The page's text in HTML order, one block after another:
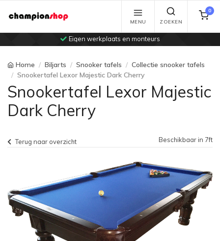
Eigen werkplaats en monteurs
MENU ZOEKEN
0
Home Biljarts Snooker tafels
Collectie snooker tafels
Snookertafel Lexor Majestic Dark Cherry
Snookertafel Lexor Majestic
Dark Cherry
Terug naar overzicht Beschikbaar in 7ft